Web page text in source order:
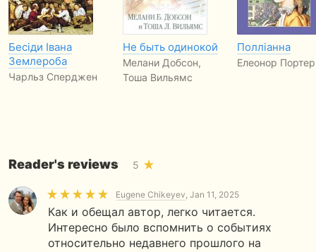
Бесіди Івана
Землероба
Чарльз Сперджен
Не быть одинокой
Мелани Добсон,
Тоша Вильямс
Полліанна
Елеонор Портер
Reader's reviews 5
Eugene Chikeyev, Jan 11, 2025
Как и обещал автор, легко читается.
Интересно было вспомнить о событиях
относительно недавнего прошлого на